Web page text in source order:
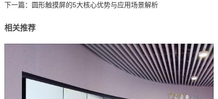
下一篇： 圆形触摸屏的5大核心优势与应用场景解析
相关推荐